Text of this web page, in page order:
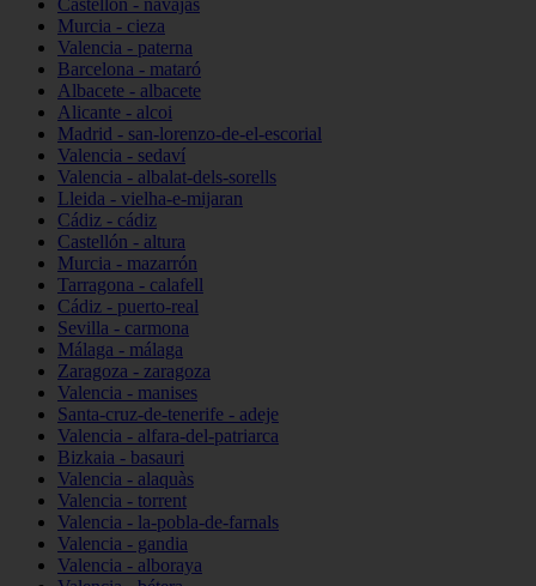
Castellón - navajas
Murcia - cieza
Valencia - paterna
Barcelona - mataró
Albacete - albacete
Alicante - alcoi
Madrid - san-lorenzo-de-el-escorial
Valencia - sedaví
Valencia - albalat-dels-sorells
Lleida - vielha-e-mijaran
Cádiz - cádiz
Castellón - altura
Murcia - mazarrón
Tarragona - calafell
Cádiz - puerto-real
Sevilla - carmona
Málaga - málaga
Zaragoza - zaragoza
Valencia - manises
Santa-cruz-de-tenerife - adeje
Valencia - alfara-del-patriarca
Bizkaia - basauri
Valencia - alaquàs
Valencia - torrent
Valencia - la-pobla-de-farnals
Valencia - gandia
Valencia - alboraya